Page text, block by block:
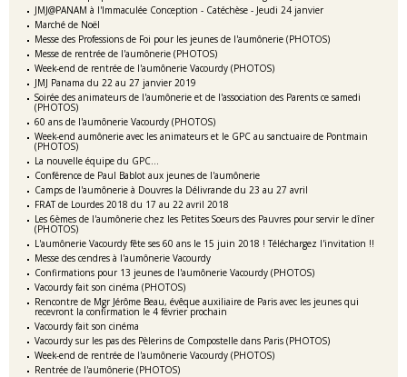
JMJ@PANAM à l'Immaculée Conception - Catéchèse - Jeudi 24 janvier
Marché de Noël
Messe des Professions de Foi pour les jeunes de l'aumônerie (PHOTOS)
Messe de rentrée de l'aumônerie (PHOTOS)
Week-end de rentrée de l'aumônerie Vacourdy (PHOTOS)
JMJ Panama du 22 au 27 janvier 2019
Soirée des animateurs de l'aumônerie et de l'association des Parents ce samedi
(PHOTOS)
60 ans de l'aumônerie Vacourdy (PHOTOS)
Week-end aumônerie avec les animateurs et le GPC au sanctuaire de Pontmain
(PHOTOS)
La nouvelle équipe du GPC...
Conférence de Paul Bablot aux jeunes de l'aumônerie
Camps de l'aumônerie à Douvres la Délivrande du 23 au 27 avril
FRAT de Lourdes 2018 du 17 au 22 avril 2018
Les 6èmes de l'aumônerie chez les Petites Soeurs des Pauvres pour servir le dîner
(PHOTOS)
L'aumônerie Vacourdy fête ses 60 ans le 15 juin 2018 ! Téléchargez l'invitation !!
Messe des cendres à l'aumônerie Vacourdy
Confirmations pour 13 jeunes de l'aumônerie Vacourdy (PHOTOS)
Vacourdy fait son cinéma (PHOTOS)
Rencontre de Mgr Jérôme Beau, évêque auxiliaire de Paris avec les jeunes qui
recevront la confirmation le 4 février prochain
Vacourdy fait son cinéma
Vacourdy sur les pas des Pèlerins de Compostelle dans Paris (PHOTOS)
Week-end de rentrée de l'aumônerie Vacourdy (PHOTOS)
Rentrée de l'aumônerie (PHOTOS)